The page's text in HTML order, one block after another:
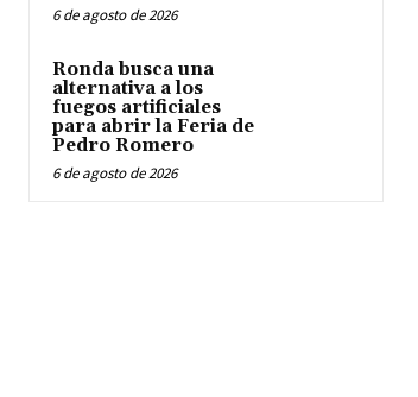
6 de agosto de 2026
Ronda busca una
alternativa a los
fuegos artificiales
para abrir la Feria de
Pedro Romero
6 de agosto de 2026